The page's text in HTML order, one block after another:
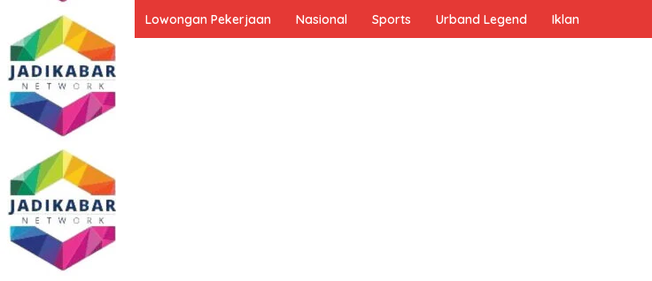
Lowongan Pekerjaan Nasional Sports Urband Legend Iklan